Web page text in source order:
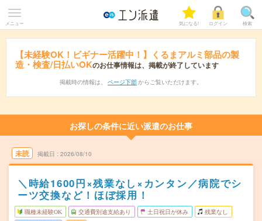
メニュー 気になる! ログイン 検索
【未経験OK！ビギナー活躍中！】くるまアルミ部品の製
造・検査/日払いOKのお仕事情報は、掲載が終了しています
掲載時の情報は、 ページ下部 からご覧いただけます。
お探しの条件に近い派遣のお仕事
未読 掲載日 2026/08/10
＼時給1600円×残業なし×カンタン／病院でシ
ーツ交換など！ほぼ採用！
職種未経験OK 交通費別途支給あり 土日祝日が休み 残業なし